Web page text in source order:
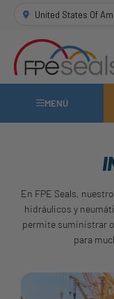
United States Of
MENÚ
En FPE Seals,
hidráulicos y
permite suministrar
para